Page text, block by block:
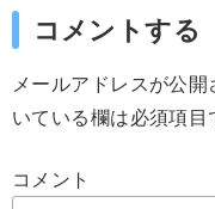
コメントする
メールアドレスが公開
いている欄は必須項目
コメント